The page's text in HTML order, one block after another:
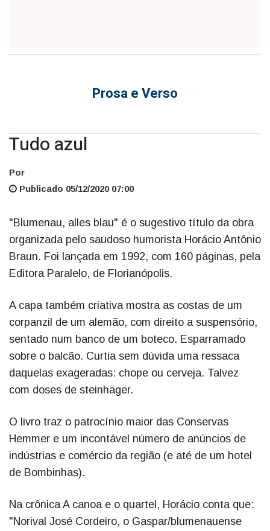
Prosa e Verso
Tudo azul
Por
Publicado 05/12/2020 07:00
"Blumenau, alles blau" é o sugestivo título da obra
organizada pelo saudoso humorista Horácio Antônio
Braun. Foi lançada em 1992, com 160 páginas, pela
Editora Paralelo, de Florianópolis.
A capa também criativa mostra as costas de um
corpanzil de um alemão, com direito a suspensório,
sentado num banco de um boteco. Esparramado
sobre o balcão. Curtia sem dúvida uma ressaca
daquelas exageradas: chope ou cerveja. Talvez
com doses de steinhäger.
O livro traz o patrocínio maior das Conservas
Hemmer e um incontável número de anúncios de
indústrias e comércio da região (e até de um hotel
de Bombinhas).
Na crônica A canoa e o quartel, Horácio conta que:
"Norival José Cordeiro, o Gaspar/blumenauense